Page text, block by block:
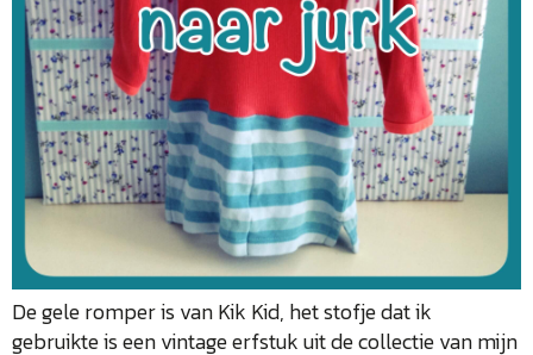
De gele romper is van Kik Kid, het stofje dat ik
gebruikte is een vintage erfstuk uit de collectie van mijn